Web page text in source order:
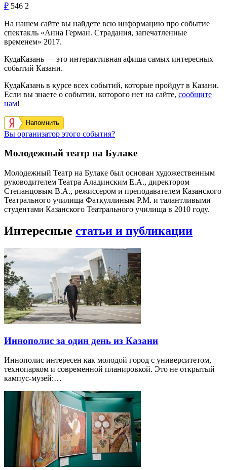
₽ 546 2
На нашем сайте вы найдете всю информацию про событие
спектакль «Анна Герман. Страдания, запечатленные
временем» 2017.
КудаКазань — это интерактивная афиша самых интересных
событий Казани.
КудаКазань в курсе всех событий, которые пройдут в Казани.
Если вы знаете о событии, которого нет на сайте, сообщите
нам!
Напомнить
Вы организатор этого события?
Молодежный театр на Булаке
Молодежный Театр на Булаке был основан художественным
руководителем Театра Аладинским Е.А., директором
Степанцовым В.А., режиссером и преподавателем Казанского
Театрального училища Фаткуллиным Р.М. и талантливыми
студентами Казанского Театрального училища в 2010 году.
Интересные статьи и публикации
Иннополис за один день из Казани
Иннополис интересен как молодой город с университетом,
технопарком и современной планировкой. Это не открытый
кампус-музей:…